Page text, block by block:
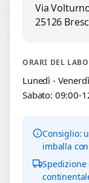
Via
25126
ORARI DEL
Lunedì -
Sabato: 09:00-
Consiglio:
imballa